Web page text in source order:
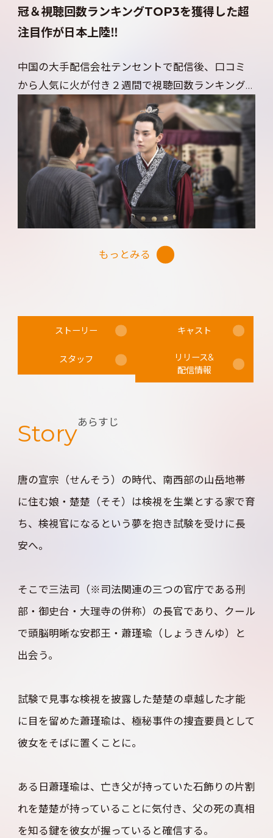
理想の男性像だと視聴者から絶賛の嵐！
り役の、奥手な上官が魅せる深い愛情にトキメキ
必至！
冠＆視聴回数ランキングTOP3を獲得した超
注目作が日本上陸‼
中国の大手配信会社テンセントで配信後、口コミ
から人気に火が付き２週間で視聴回数ランキング
TOP3にランクインし話題を独占した本作！
テンポの良さ、図解での説明付きの検視、誰もが
応援したくなる恋愛模様など、好奇心を掻き立てる
演出が随所に散りばめられ、瞬く間に物語に引き
込まれていく視聴者が続出！
緻密に練られたストーリーが高く評価され、その
年最も優れたドラマやオンライン作品と制作者に
贈られる‟第４回初心榜”で「今年の影響力を持つ配
信ドラマ」と「今年のTOP5クリエイティブヤング
また主演のスー・シャオトンは‟第32回華鼎賞”で
「中国時代劇ドラマ部門 最優秀女優賞」を獲
を持して日本上陸！
もっとみる
ストーリー キャスト
スタッフ
リリース&
配信情報
Storyあらすじ
唐の宣宗（せんそう）の時代、南西部の山岳地帯
に住む娘・楚楚（そそ）は検視を生業とする家で育
ち、検視官になるという夢を抱き試験を受けに長
安へ。
そこで三法司（※司法関連の三つの官庁である刑
部・御史台・大理寺の併称）の長官であり、クール
で頭脳明晰な安郡王・蕭瑾瑜（しょうきんゆ）と
出会う。
試験で見事な検視を披露した楚楚の卓越した才能
に目を留めた蕭瑾瑜は、極秘事件の捜査要員として
彼女をそばに置くことに。
ある日蕭瑾瑜は、亡き父が持っていた石飾りの片割
れを楚楚が持っていることに気付き、父の死の真相
を知る鍵を彼女が握っていると確信する。